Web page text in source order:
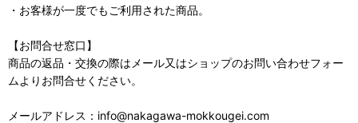
・お客様が一度でもご利用された商品。
【お問合せ窓口】
商品の返品・交換の際はメール又はショップのお問い合わせフォー
ムよりお問合せください。
メールアドレス：info@nakagawa-mokkougei.com